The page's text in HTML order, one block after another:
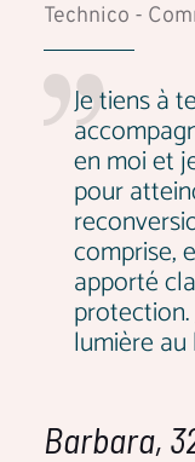
Technico -
Je tiens à
en moi et
pour
comprise,
apporté
lumière
Barbara,